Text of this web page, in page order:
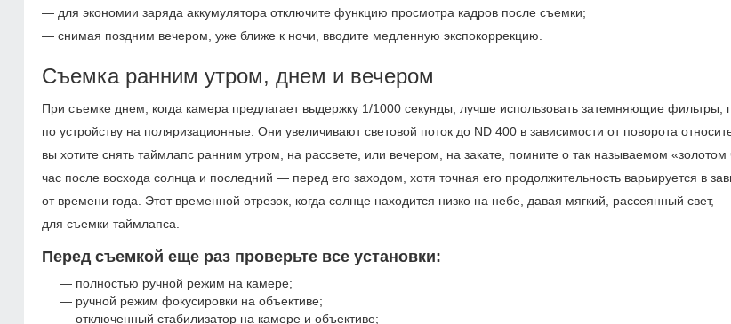
— для экономии заряда аккумулятора отключите функцию просмотра кадров после съемки;
— снимая поздним вечером, уже ближе к ночи, вводите медленную экспокоррекцию.
Съемка ранним утром, днем и вечером
При съемке днем, когда камера предлагает выдержку 1/1000 секунды, лучше использовать затемняющие фильтры,
по устройству на поляризационные. Они увеличивают световой поток до ND 400 в зависимости от поворота
вы хотите снять таймлапс ранним утром, на рассвете, или вечером, на закате, помните о так называемом
час после восхода солнца и последний — перед его заходом, хотя точная его продолжительность варьируется в
от времени года. Этот временной отрезок, когда солнце находится низко на небе, давая мягкий, рассеянный свет,
для съемки таймлапса.
Перед съемкой еще раз проверьте все установки:
полностью ручной режим на камере;
ручной режим фокусировки на объективе;
отключенный стабилизатор на камере и объективе;